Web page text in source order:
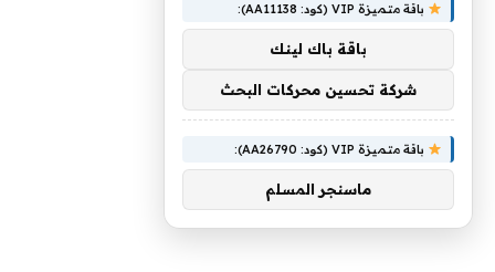
باقة متميزة VIP (كود: AA11138):
باقة باك لينك
شركة تحسين محركات البحث
باقة متميزة VIP (كود: AA26790):
ماسنجر المسلم